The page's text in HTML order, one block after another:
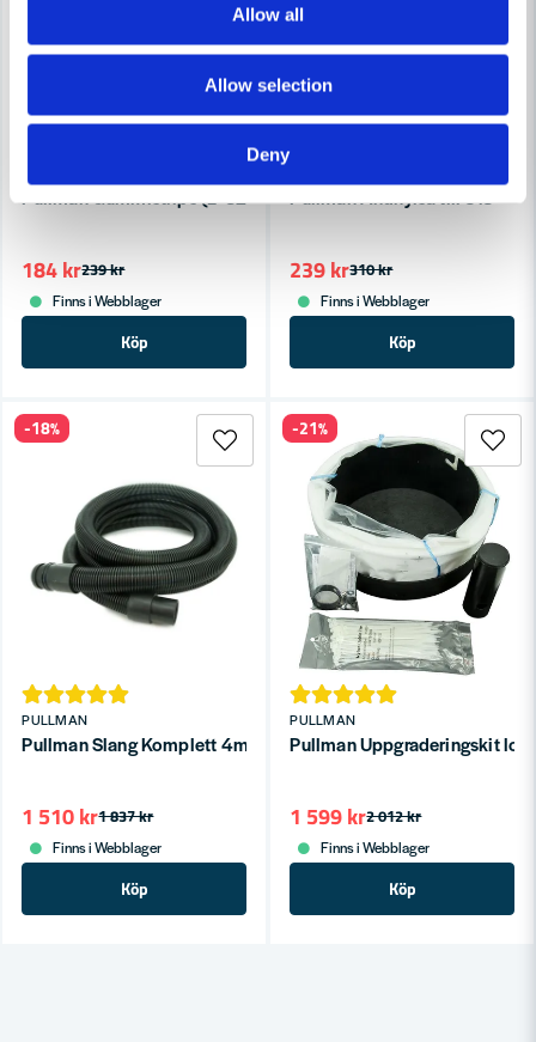
Allow all
Allow selection
Deny
Pullman Gummistrips (L=320/365)
239 kr
184 kr
Finns i Webblager
Köp
Pullman Ändhylsa till S13
310 kr
239 kr
Finns i Webblager
Köp
PULLMAN
Pullman Slang Komplett 4m (Ø38mm)
1 837 kr
1 510 kr
Finns i Webblager
Köp
-18%
PULLMAN
Pullman Uppgraderingskit
2 012 kr
1 599 kr
Finns i Webblager
Köp
-21%